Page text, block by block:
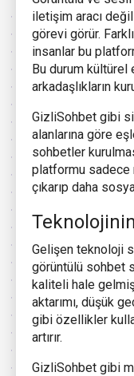
iletişim aracı
görevi görür.
insanlar bu
Bu durum kültürel
arkadaşlıkların
GizliSohbet gibi
alanlarına göre
sohbetler
platformu sadece
çıkarıp daha
Gelişen teknoloji
görüntülü sohbet
kaliteli hale
aktarımı, düşük
gibi özellikler
artırır.
GizliSohbet gibi